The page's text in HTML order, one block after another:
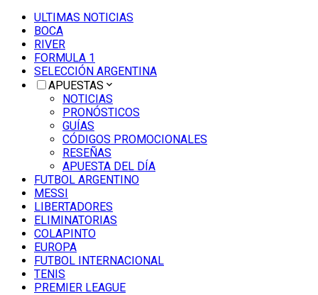
ULTIMAS NOTICIAS
BOCA
RIVER
FORMULA 1
SELECCIÓN ARGENTINA
APUESTAS
NOTICIAS
PRONÓSTICOS
GUÍAS
CÓDIGOS PROMOCIONALES
RESEÑAS
APUESTA DEL DÍA
FUTBOL ARGENTINO
MESSI
LIBERTADORES
ELIMINATORIAS
COLAPINTO
EUROPA
FUTBOL INTERNACIONAL
TENIS
PREMIER LEAGUE